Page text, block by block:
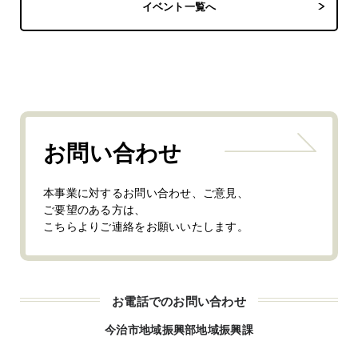
イベント一覧へ
お問い合わせ
本事業に対するお問い合わせ、ご意見、
ご要望のある方は、
こちらよりご連絡をお願いいたします。
お電話でのお問い合わせ
今治市地域振興部地域振興課